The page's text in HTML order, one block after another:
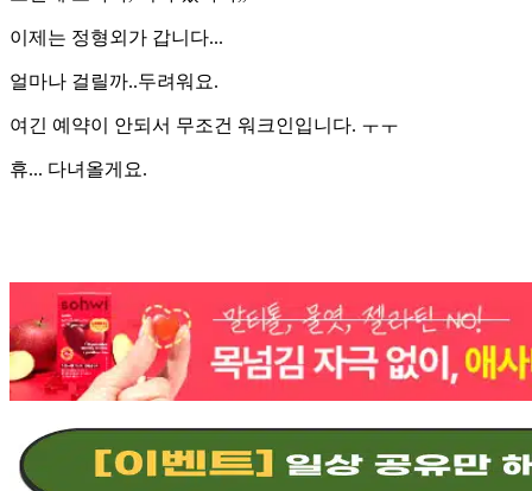
이제는 정형외가 갑니다...
얼마나 걸릴까..두려워요.
여긴 예약이 안되서 무조건 워크인입니다. ㅜㅜ
휴... 다녀올게요.